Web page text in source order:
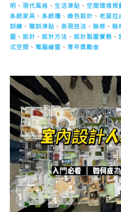
明 、 現代風格 、 生活津貼 、 空間環境規
系統家具 、 系統櫃 、 綠色設計 、 老屋拉
訓練 、 職訓津貼 、 表現技法 、 裝修 、 裝
圖 、 設計 、 設計方法 、 設計製圖實務 、
式空間 、 電腦繪圖 、 青年獎勵金